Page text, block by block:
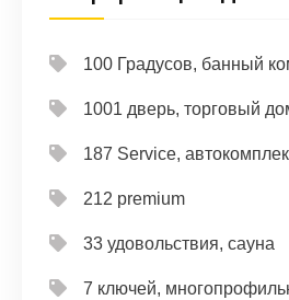
100 Градусов, банный
1001 дверь, торговый
187 Service,
212 premium
33 удовольствия, сауна
7 ключей,